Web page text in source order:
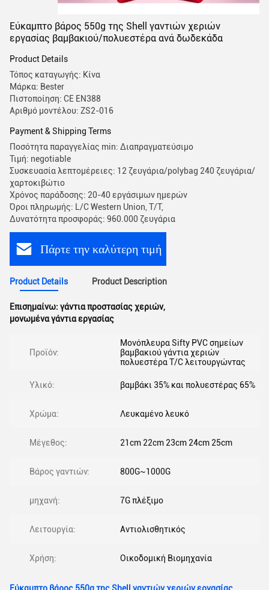
Εύκαμπτο βάρος 550g της Shell γαντιών χεριών
εργασίας βαμβακιού/πολυεστέρα ανά δωδεκάδα
Product Details
Τόπος καταγωγής: Κίνα
Μάρκα: Bester
Πιστοποίηση: CE EN388
Αριθμό μοντέλου: ZS2-016
Payment & Shipping Terms
Ποσότητα παραγγελίας min: Διαπραγματεύσιμο
Τιμή: negotiable
Συσκευασία λεπτομέρειες: 12 ζευγάρια/polybag 240 ζευγάρια/
χαρτοκιβώτιο
Χρόνος παράδοσης: 20-40 εργάσιμων ημερών
Όροι πληρωμής: L/C Western Union, T/T,
Δυνατότητα προσφοράς: 960.000 ζευγάρια
Πάρτε την καλύτερη τιμή
Product Details Product Description
Επισημαίνω: γάντια προστασίας χεριών,
μονωμένα γάντια εργασίας
Προϊόν:
Μονόπλευρα Sifty PVC σημείων
βαμβακιού γάντια χεριών
πολυεστέρα T/C λειτουργώντας
Υλικό: βαμβάκι 35% και πολυεστέρας 65%
Χρώμα: Λευκαμένο λευκό
Μέγεθος: 21cm 22cm 23cm 24cm 25cm
Βάρος γαντιών: 800G~1000G
μηχανή: 7G πλέξιμο
Λειτουργία: Αντιολισθητικός
Χρήση: Οικοδομική Βιομηχανία